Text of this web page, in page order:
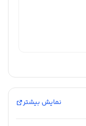
نمایش بیشتر